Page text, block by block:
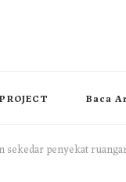
Baca
sekedar penyekat